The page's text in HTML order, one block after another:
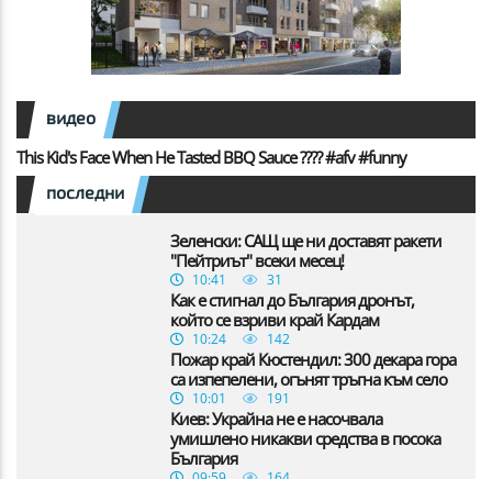
видео
This Kid's Face When He Tasted BBQ Sauce ???? #afv #funny
последни
Зеленски: САЩ ще ни доставят ракети
"Пейтриът" всеки месец!
10:41 31
Как е стигнал до България дронът,
който се взриви край Кардам
10:24 142
Пожар край Кюстендил: 300 декара гора
са изпепелени, огънят тръгна към село
10:01 191
Киев: Украйна не е насочвала
умишлено никакви средства в посока
България